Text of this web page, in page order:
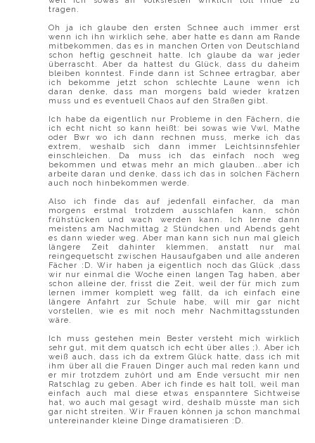
tragen.
Oh ja ich glaube den ersten Schnee auch immer erst
wenn ich ihn wirklich sehe, aber hatte es dann am Rande
mitbekommen, das es in manchen Orten von Deutschland
schon heftig geschneit hatte. Ich glaube da war jeder
überrascht. Aber da hattest du Glück, dass du daheim
bleiben konntest. Finde dann ist Schnee ertragbar, aber
ich bekomme jetzt schon schlechte Laune wenn ich
daran denke, dass man morgens bald wieder kratzen
muss und es eventuell Chaos auf den Straßen gibt.
Ich habe da eigentlich nur Probleme in den Fächern, die
ich echt nicht so kann heißt: bei sowas wie Vwl, Mathe
oder Bwr wo ich dann rechnen muss, merke ich das
extrem, weshalb sich dann immer Leichtsinnsfehler
einschleichen. Da muss ich das einfach noch weg
bekommen und etwas mehr an mich glauben...aber ich
arbeite daran und denke, dass ich das in solchen Fächern
auch noch hinbekommen werde.
Also ich finde das auf jedenfall einfacher, da man
morgens erstmal trotzdem ausschlafen kann, schön
frühstücken und wach werden kann. Ich lerne dann
meistens am Nachmittag 2 Stündchen und Abends geht
es dann wieder weg. Aber man kann sich nun mal gleich
längere Zeit dahinter klemmen, anstatt nur mal
reingequetscht zwischen Hausaufgaben und alle anderen
Fächer :D. Wir haben ja eigentlich noch das Glück ,dass
wir nur einmal die Woche einen langen Tag haben, aber
schon alleine der, frisst die Zeit, weil der für mich zum
lernen immer komplett weg fällt, da ich einfach eine
längere Anfahrt zur Schule habe, will mir gar nicht
vorstellen, wie es mit noch mehr Nachmittagsstunden
wäre.
Ich muss gestehen mein Bester versteht mich wirklich
sehr gut, mit dem quatsch ich echt über alles ;). Aber ich
weiß auch, dass ich da extrem Glück hatte, dass ich mit
ihm über all die Frauen Dinger auch mal reden kann und
er mir trotzdem zuhört und am Ende versucht mir nen
Ratschlag zu geben. Aber ich finde es halt toll, weil man
einfach auch mal diese etwas enspanntere Sichtweise
hat, wo auch mal gesagt wird, deshalb müsste man sich
gar nicht streiten. Wir Frauen können ja schon manchmal
untereinander kleine Dinge dramatisieren :D.